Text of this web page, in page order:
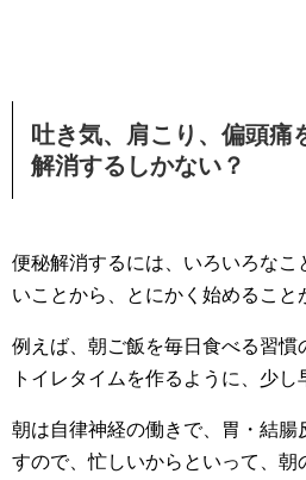
吐き気、肩こり、偏頭痛
解消するしかない？
便秘解消するには、いろいろなこ
いことから、とにかく始めること
例えば、朝ご飯を毎日食べる習慣
トイレタイムを作るように、少し
朝は自律神経の働きで、胃・結腸
すので、忙しいからといって、朝